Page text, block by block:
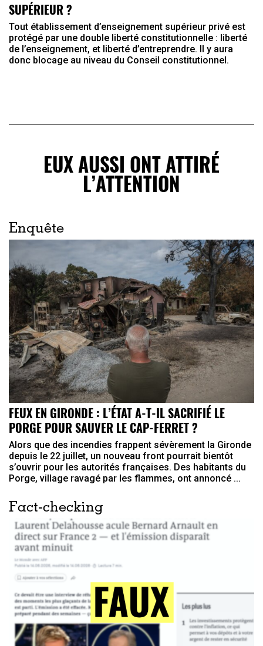
SUPÉRIEUR ?
Tout établissement d’enseignement supérieur privé est
protégé par une double liberté constitutionnelle : liberté
de l’enseignement, et liberté d’entreprendre. Il y aura
donc blocage au niveau du Conseil constitutionnel.
EUX AUSSI ONT ATTIRÉ
L’ATTENTION
Enquête
FEUX EN GIRONDE : L’ÉTAT A-T-IL SACRIFIÉ LE
PORGE POUR SAUVER LE CAP-FERRET ?
Alors que des incendies frappent sévèrement la Gironde
depuis le 22 juillet, un nouveau front pourrait bientôt
s’ouvrir pour les autorités françaises. Des habitants du
Porge, village ravagé par les flammes, ont annoncé ...
Fact-checking